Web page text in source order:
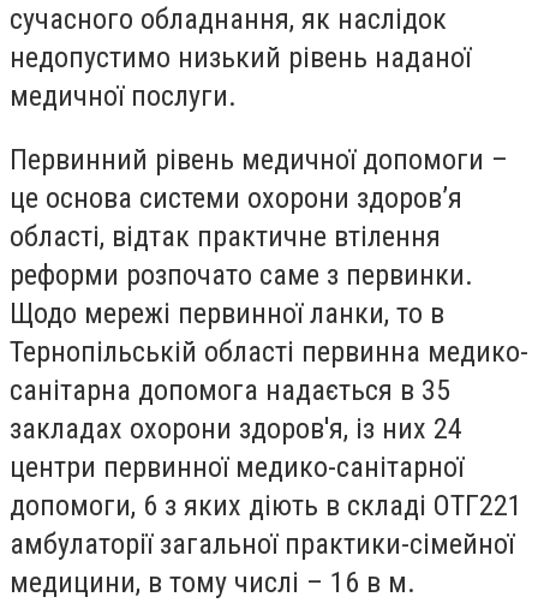
сучасного обладнання, як наслідок
недопустимо низький рівень наданої
медичної послуги.
Первинний рівень медичної допомоги –
це основа системи охорони здоров’я
області, відтак практичне втілення
реформи розпочато саме з первинки.
Щодо мережі первинної ланки, то в
Тернопільській області первинна медико-
санітарна допомога надається в 35
закладах охорони здоров'я, із них 24
центри первинної медико-санітарної
допомоги, 6 з яких діють в складі ОТГ221
амбулаторії загальної практики-сімейної
медицини, в тому числі – 16 в м.